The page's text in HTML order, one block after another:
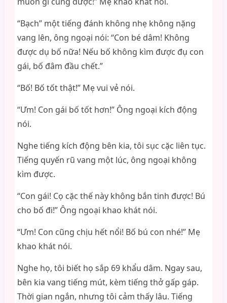
“Bạch” một tiếng đánh không nhẹ không nặng
vang lên, ông ngoại nói: “Con bé dâm! Không
được dụ bố nữa! Nếu bố không kìm được đụ con
gái, bố đâm đầu chết.”
“Bố! Bố tốt thật!” Mẹ vui vẻ nói.
“Ưm! Con gái bố tốt hơn!” Ông ngoại kích động
nói.
Nghe tiếng kích động bên kia, tôi sục cặc liên tục.
Tiếng quyến rũ vang một lúc, ông ngoại không
kìm được.
“Con gái! Cọ cặc thế này không bắn tinh được! Bú
cho bố đi!” Ông ngoại khao khát nói.
“Ưm! Con cũng chịu hết nổi! Bố bú con nhé!” Mẹ
khao khát nói.
Nghe họ, tôi biết họ sắp 69 khẩu dâm. Ngay sau,
bên kia vang tiếng mút, kèm tiếng thở gấp gáp.
Thời gian ngắn, nhưng tôi cảm thấy lâu. Tiếng